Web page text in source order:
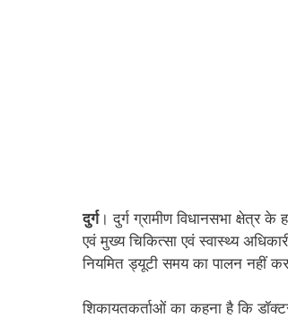
दुर्ग। दुर्ग ग्रामीण विधानसभा क्षेत्र
एवं मुख्य चिकित्सा एवं स्वास्थ्य
नियमित ड्यूटी समय का पालन नहीं
शिकायतकर्ताओं का कहना है कि